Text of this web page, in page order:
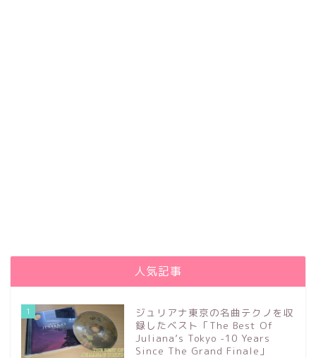
人気記事
1
ジュリアナ東京の名曲テクノを収
録したベスト「The Best Of
Juliana’s Tokyo -10 Years
Since The Grand Finale」